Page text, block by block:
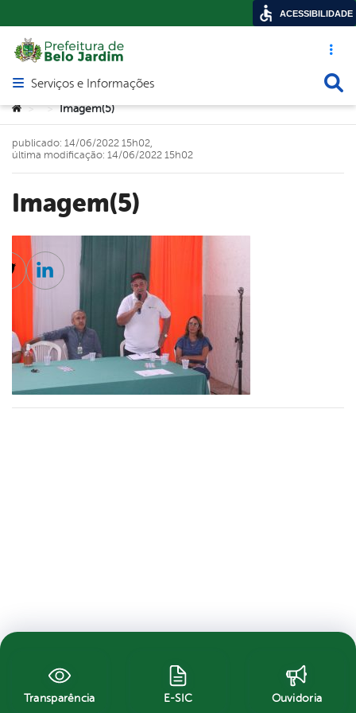
Acesso
Abrir menu principal de navegação
Serviços e Informações
Você está aqui:
> > Imagem(5)
Imagem(5)
publicado: 14/06/2022 15h02,
última modificação: 14/06/2022 15h02
TwitterLinkedin
Transparência E-SIC Ouvidoria
ACESSIBILIDADE